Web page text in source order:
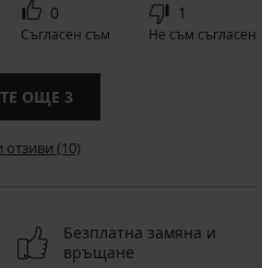
0
Съгласен съм
1
Не съм съгласен
ОЩЕ 3
отзиви (10)
Безплатна замяна и
връщане